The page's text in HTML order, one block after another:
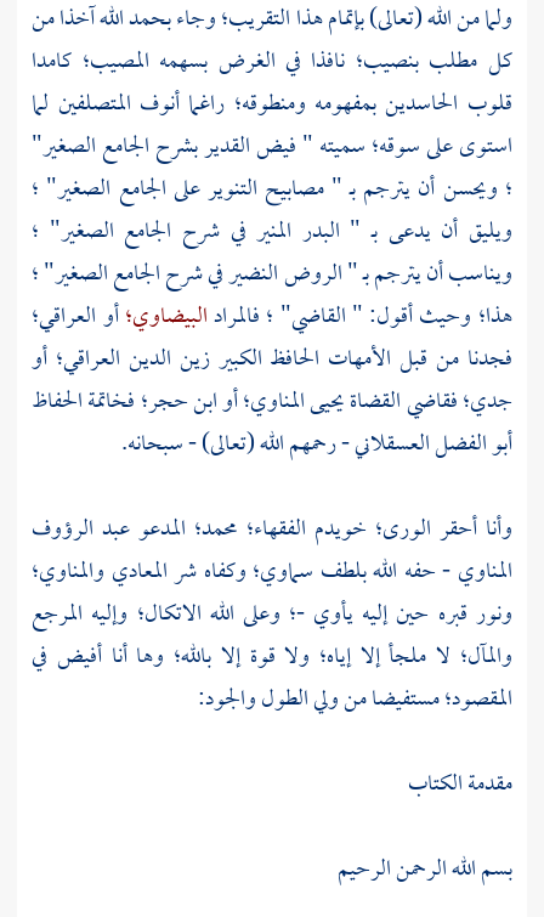
ولما من الله (تعالى) بإتمام هذا التقريب؛ وجاء بحمد الله آخذا من
كل مطلب بنصيب؛ نافذا في الغرض بسهمه المصيب؛ كامدا
قلوب الحاسدين بمفهومه ومنطوقه؛ راغما أنوف المتصلفين لما
استوى على سوقه؛ سميته " فيض القدير بشرح الجامع الصغير"
؛ ويحسن أن يترجم بـ " مصابيح التنوير على الجامع الصغير" ؛
ويليق أن يدعى بـ " البدر المنير في شرح الجامع الصغير" ؛
ويناسب أن يترجم بـ " الروض النضير في شرح الجامع الصغير" ؛
هذا؛ وحيث أقول: " القاضي" ؛ فالمرادالبيضاوي؛أوالعراقي؛
فجدنا من قبل الأمهات الحافظ الكبيرزين الدين العراقي؛ أو
جدي؛ فقاضي القضاةيحيى المناوي؛أوابن حجر؛فخاتمة الحفاظ
أبو الفضل العسقلاني- رحمهم الله (تعالى) - سبحانه.
وأنا أحقر الورى؛ خويدم الفقهاء؛ محمد؛ المدعو عبد الرؤوف
المناوي- حفه الله بلطف سماوي؛ وكفاه شر المعادي والمناوي؛
ونور قبره حين إليه يأوي -؛ وعلى الله الاتكال؛ وإليه المرجع
والمآل؛ لا ملجأ إلا إياه؛ ولا قوة إلا بالله؛ وها أنا أفيض في
المقصود؛ مستفيضا من ولي الطول والجود:
مقدمة الكتاب
بسم الله الرحمن الرحيم